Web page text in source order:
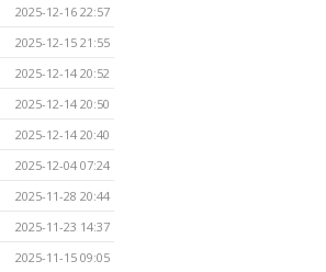
2025-12-16 22:57
2025-12-15 21:55
2025-12-14 20:52
2025-12-14 20:50
2025-12-14 20:40
2025-12-04 07:24
2025-11-28 20:44
2025-11-23 14:37
2025-11-15 09:05